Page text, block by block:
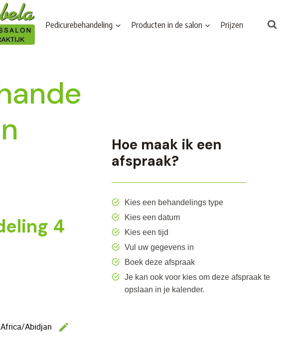
Pedicurebehandeling Producten in de salon Prijzen
4
Hoe maak ik een
afspraak?
Kies een behandelings type
Kies een datum
Kies een tijd
Vul uw gegevens in
Boek deze afspraak
Je kan ook voor kies om deze afspraak te
opslaan in je kalender.